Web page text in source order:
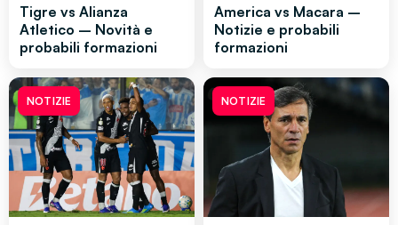
Tigre vs Alianza
Atletico – Novità e
probabili formazioni
America vs Macara –
Notizie e probabili
formazioni
NOTIZIE NOTIZIE